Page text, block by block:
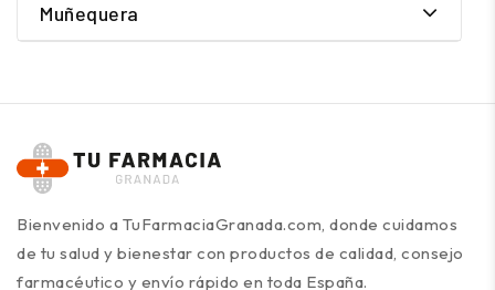
Muñequera
Bienvenido a TuFarmaciaGranada.com, donde cuidamos
de tu salud y bienestar con productos de calidad, consejo
farmacéutico y envío rápido en toda España.